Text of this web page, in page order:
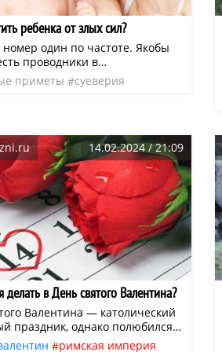
ребенка от злых сил?
номер один по частоте. Якобы
проводники в
мир, и оттуда в малыша
всякая нечистая сила (а
приметы
суеверия
14.02.2024 / 21:09
делать в День святого Валентина?
Валентина — католический
праздник, однако полюбился
странах, в том числе и у
римская империя